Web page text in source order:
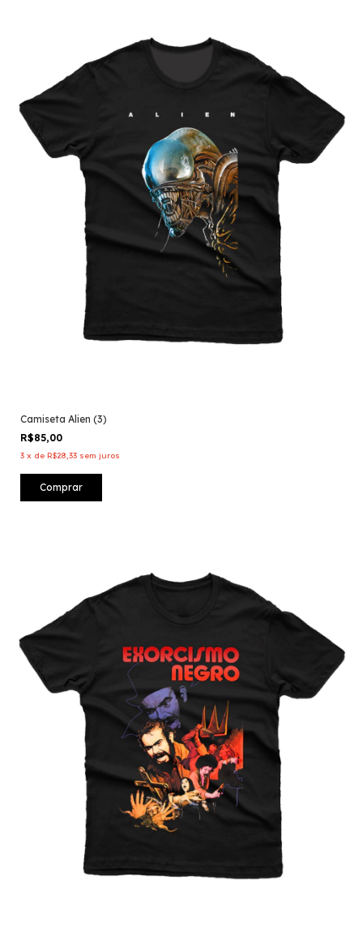
Camiseta Alien (3)
R$85,00
3 x de R$28,33 sem juros
Comprar